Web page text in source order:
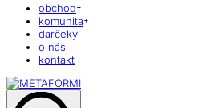
obchod
komunita
darčeky
o nás
kontakt